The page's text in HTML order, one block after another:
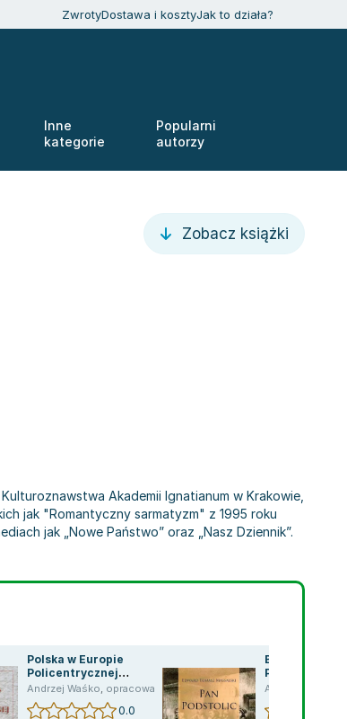
ZwrotyDostawa i kosztyJak to działa?
Inne
kategorie
Popularni
autorzy
Zobacz książki
Akademii Ignatianum w Krakowie,
jak "Romantyczny sarmatyzm" z 1995 roku
jak „Nowe Państwo” oraz „Nasz Dziennik”.
,Grażyna Halkiewicz-Sojak Dariusz Kawa, Agnieszka
Polska w Europie
Policentrycznej
Dziedzictwo Kulturowe i
Polityka Rozwoju
Andrzej Waśko, opracowanie zbiorowe praca zbiorowa
0.0
Biblioteka
Podstolic
jesteśmy,
Andrzej Waśko